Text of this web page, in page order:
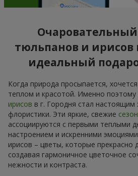
Очаровательный
тюльпанов и ирисов
идеальный
Когда природа просыпается,
теплом и красотой. Именно поэтому
ирисов в г. Городня стал настоящим
флористики. Эти яркие, свежие
ассоциируются с первыми теплыми
настроением и искренними
ирисов – цветы, которые прекрасно
создавая гармоничное цветочное
нежности и контраста.